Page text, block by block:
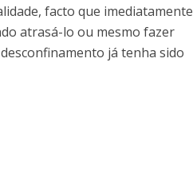
facto que imediatamente
atrasá-lo ou mesmo fazer
já tenha sido